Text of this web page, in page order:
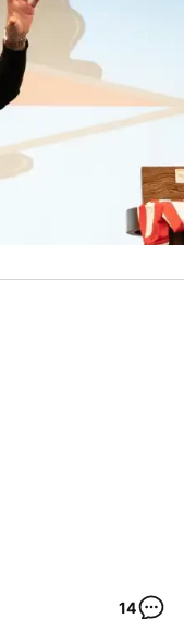
14